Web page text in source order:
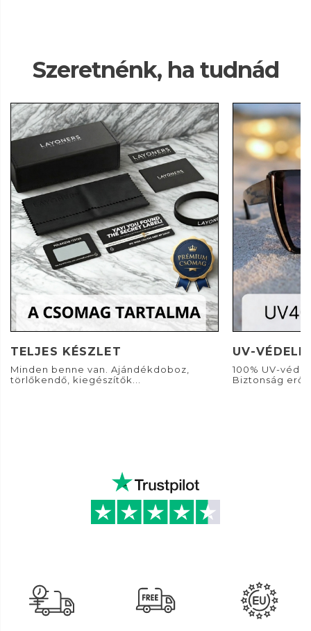
Szeretnénk, ha tudnád
TELJES KÉSZLET
Minden benne van. Ajándékdoboz,
törlőkendő, kiegészítők...
UV-
100% UV-
Biztonság